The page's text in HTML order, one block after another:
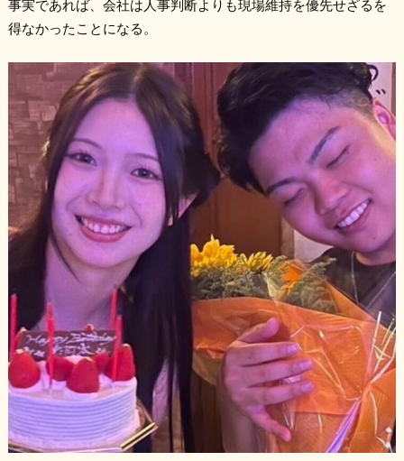
事実であれば、会社は人事判断よりも現場維持を優先せざるを
得なかったことになる。